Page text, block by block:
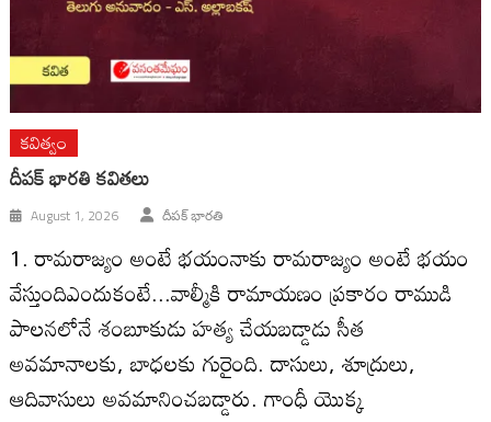
కవిత్వం
దీపక్ భారతి కవితలు
August 1, 2026 దీపక్ భారతి
1. రామరాజ్యం అంటే భయంనాకు రామరాజ్యం అంటే భయం
వేస్తుందిఎందుకంటే...వాల్మీకి రామాయణం ప్రకారం రాముడి
పాలనలోనే శంబూకుడు హత్య చేయబడ్డాడు సీత
అవమానాలకు, బాధలకు గురైంది. దాసులు, శూద్రులు,
ఆదివాసులు అవమానించబడ్డారు. గాంధీ యొక్క